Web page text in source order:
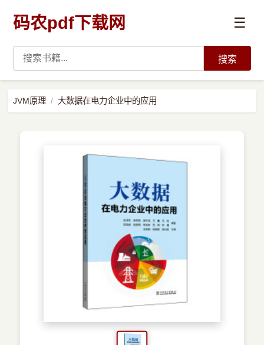
码农pdf下载网 ☰
预订书籍
搜索
JVM原理 大数据在电力企业中的应用